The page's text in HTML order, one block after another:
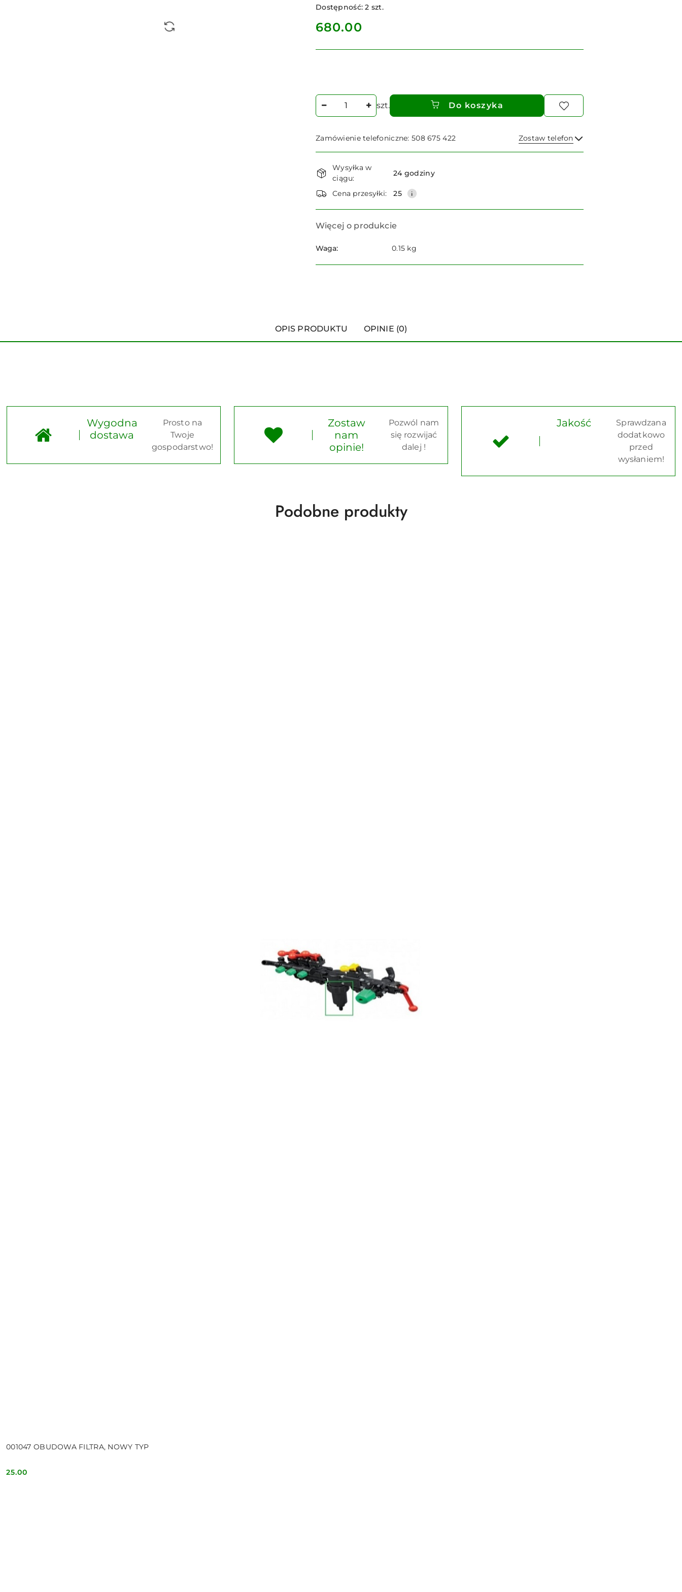
Dostępność:2 szt.
cena:
680.00
Ilość
szt. Do koszyka
Zamówienie telefoniczne: 508 675 422 Zostaw telefon
Wyślij
Dostępność
i
dostawa
Wysyłka w
ciągu:
24 godziny
Cena przesyłki: 25
Więcej o produkcie
Waga: 0.15 kg
OPIS PRODUKTU OPINIE (0)
Wygodna
dostawa
Prosto na
Twoje
gospodarstwo!
Zostaw
nam
opinie!
Pozwól nam
się rozwijać
dalej !
Jakość
Sprawdzana
dodatkowo
przed
wysłaniem!
Produkty
Podobne produkty
001047 OBUDOWA FILTRA, NOWY TYP
Cena:
25.00